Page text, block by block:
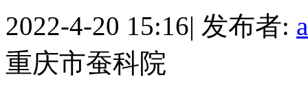
2022-4-20 15:16| 发布者:
重庆市蚕科院